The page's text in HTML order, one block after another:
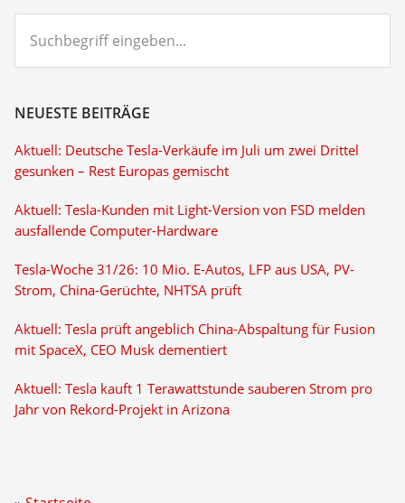
eingeben...
NEUESTE BEITRÄGE
Aktuell: Deutsche Tesla-Verkäufe im Juli um zwei Drittel
gesunken – Rest Europas gemischt
Aktuell: Tesla-Kunden mit Light-Version von FSD melden
ausfallende Computer-Hardware
Tesla-Woche 31/26: 10 Mio. E-Autos, LFP aus USA, PV-
Strom, China-Gerüchte, NHTSA prüft
Aktuell: Tesla prüft angeblich China-Abspaltung für Fusion
mit SpaceX, CEO Musk dementiert
Aktuell: Tesla kauft 1 Terawattstunde sauberen Strom pro
Jahr von Rekord-Projekt in Arizona